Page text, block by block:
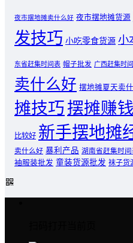
夜市摆地摊卖什么好 夜市摆地摊货源
发技巧 小吃零食货源 小
东省赶集时间表 帽子批发 广西赶集时
卖什么好 摆地摊夏天卖什
摊技巧摆摊赚钱
比较好 新手摆地摊
卖什么好 暴利产品 湖南省赶集时间
袖服装批发 童装货源批发 袜子货